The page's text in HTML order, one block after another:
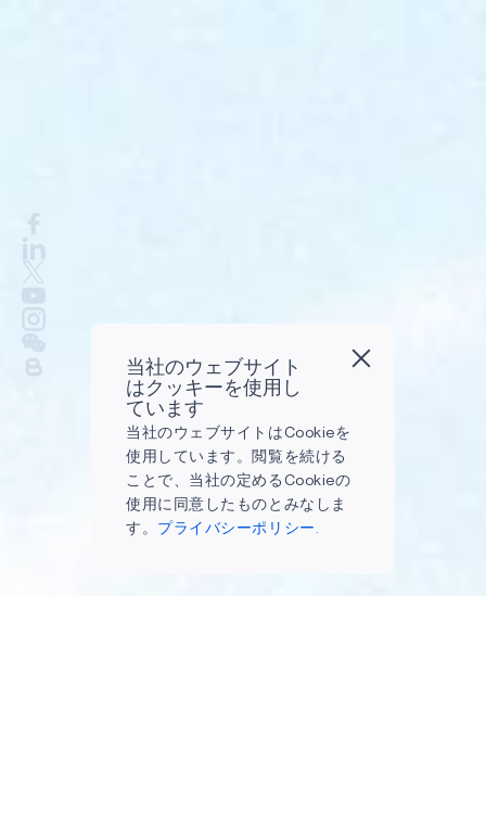
当社のウェブサイト
はクッキーを使用し
ています
当社のウェブサイトはCookieを
使用しています。閲覧を続ける
ことで、当社の定めるCookieの
使用に同意したものとみなしま
す。 プライバシーポリシー.